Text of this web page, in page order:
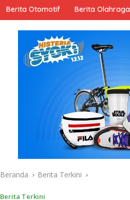
m
e
Berita Otomotif Berita Olahraga
Beranda Berita Terkini
Berita Terkini